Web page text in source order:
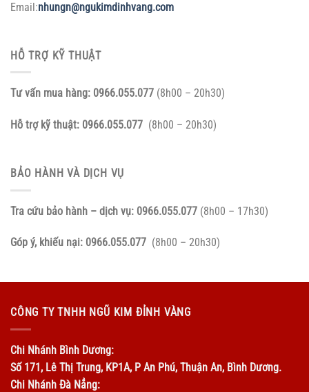
Email:nhungn@ngukimdinhvang.com
HỖ TRỢ KỸ THUẬT
Tư vấn mua hàng: 0966.055.077 (8h00 – 20h30)
Hỗ trợ kỹ thuật: 0966.055.077 (8h00 – 20h30)
BẢO HÀNH VÀ DỊCH VỤ
Tra cứu bảo hành – dịch vụ: 0966.055.077 (8h00 – 17h30)
Góp ý, khiếu nại: 0966.055.077 (8h00 – 20h30)
CÔNG TY TNHH NGŨ KIM ĐỈNH VÀNG
Chi Nhánh Bình Dương:
Số 171, Lê Thị Trung, KP1A, P An Phú, Thuận An, Bình Dương.
Chi Nhánh Đà Nẳng: